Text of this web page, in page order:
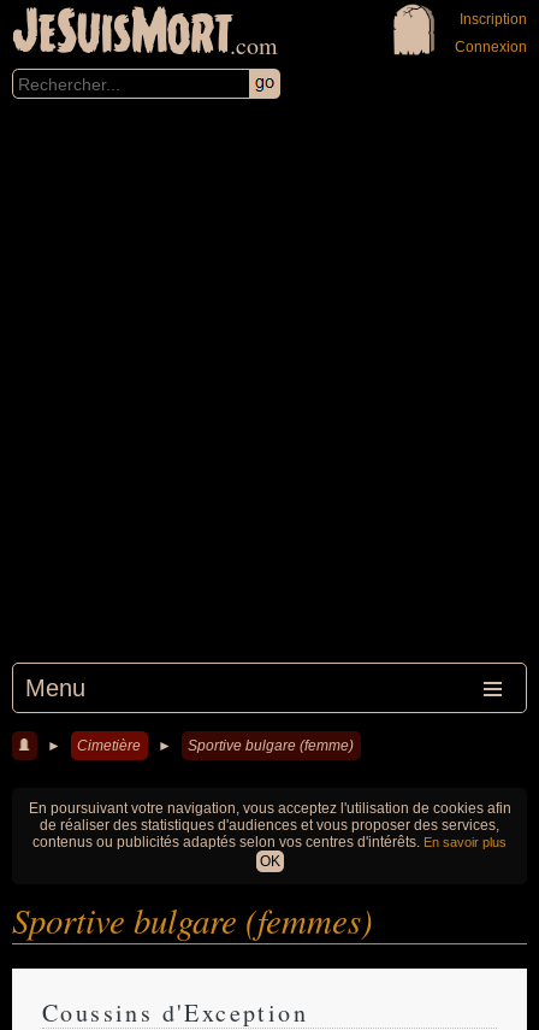
JeSuisMort.com
Menu
Inscription
Connexion
► Cimetière ► Sportive bulgare (femme)
En poursuivant votre navigation, vous acceptez l'utilisation de cookies afin
de réaliser des statistiques d'audiences et vous proposer des services,
contenus ou publicités adaptés selon vos centres d'intérêts. En savoir plus
OK
Sportive bulgare (femmes)
Coussins d'Exception